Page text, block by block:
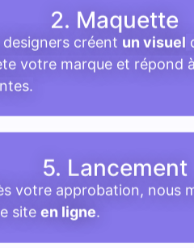
2. Maquette
designers créentun visuel
votre marque et répond
5. Lancement
votre approbation, nous
site en ligne